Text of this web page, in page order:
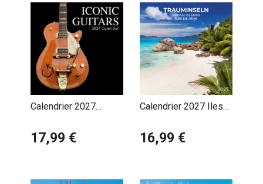
Calendrier 2027
Instrument
17,99 €
Calendrier 2027 Iles
Offert
16,99 €